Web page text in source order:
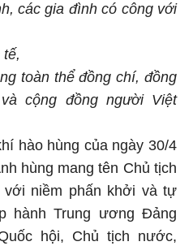
các gia đình có công với
toàn thể đồng chí, đồng
cộng đồng người Việt
hào hùng của ngày 30/4
hùng mang tên Chủ tịch
niềm phấn khởi và tự
hành Trung ương Đảng
hội, Chủ tịch nước,